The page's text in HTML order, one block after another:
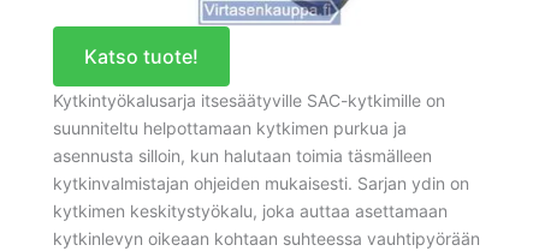
Katso tuote!
Kytkintyökalusarja itsesäätyville SAC-kytkimille on
suunniteltu helpottamaan kytkimen purkua ja
asennusta silloin, kun halutaan toimia täsmälleen
kytkinvalmistajan ohjeiden mukaisesti. Sarjan ydin on
kytkimen keskitystyökalu, joka auttaa asettamaan
kytkinlevyn oikeaan kohtaan suhteessa vauhtipyörään